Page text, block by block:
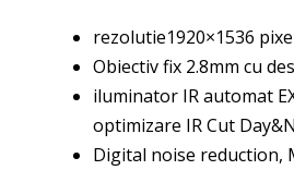
rezolutie1920×1536
Obiectiv fix 2.8mm cu
iluminator IR automat
optimizare IR Cut
Digital noise reduction,